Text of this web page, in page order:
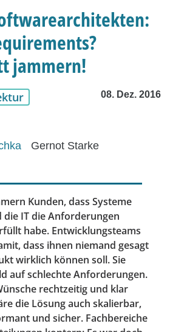
jammern!
08. Dez. 2016
Gernot Starke
Kunden, dass Systeme
die IT die Anforderungen
habe. Entwicklungsteams
dass ihnen niemand gesagt
wirklich können soll. Sie
auf schlechte Anforderungen.
rechtzeitig und klar
die Lösung auch skalierbar,
und sicher. Fachbereiche